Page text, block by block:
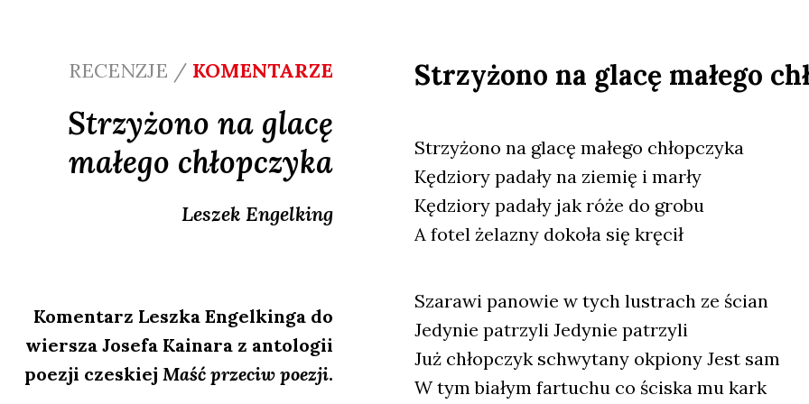
RECENZJE / KOMENTARZE
Strzyżono na glacę
małego chłopczyka
Leszek Engelking
Komentarz Leszka Engelkinga do
wiersza Josefa Kainara z antologii
poezji czeskiej Maść przeciw poezji.
Strzyżono na glacę małego
Strzy­żo­no na gla­cę małe­go chłop­czy­ka
Kędzio­ry pada­ły na zie­mię i mar­ły
Kędzio­ry pada­ły jak róże do gro­bu
A fotel żela­zny doko­ła się krę­cił
Sza­ra­wi pano­wie w tych lustrach ze ścian
Jedy­nie patrzy­li Jedy­nie patrzy­li
Już chłop­czyk schwy­ta­ny okpio­ny Jest sam
W tym bia­łym far­tu­chu co ści­ska mu kark